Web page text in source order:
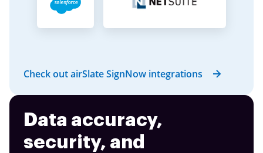
Check out airSlate SignNow integrations
Data accuracy,
security, and